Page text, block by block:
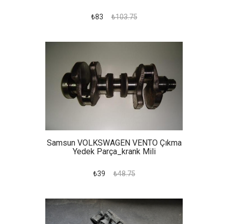
₺83 ₺103.75
Samsun VOLKSWAGEN VENTO Çıkma
Yedek Parça_krank Mili
₺39 ₺48.75